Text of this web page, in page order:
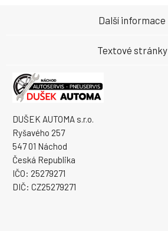
DUŠEK AUTOMA s.r.o.
Ryšavého 257
547 01 Náchod
Česká Republika
IČO: 25279271
DIČ: CZ25279271
Další informace
Textové stránky